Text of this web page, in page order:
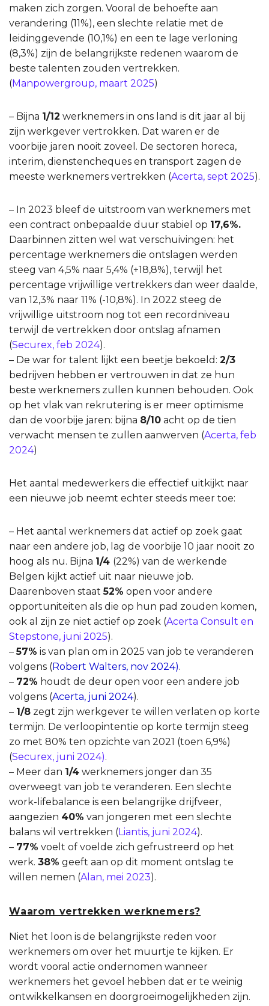
maken zich zorgen. Vooral de behoefte aan
verandering (11%), een slechte relatie met de
leidinggevende (10,1%) en een te lage verloning
(8,3%) zijn de belangrijkste redenen waarom de
beste talenten zouden vertrekken.
(Manpowergroup, maart 2025)
– Bijna 1/12 werknemers in ons land is dit jaar al bij
zijn werkgever vertrokken. Dat waren er de
voorbije jaren nooit zoveel. De sectoren horeca,
interim, dienstencheques en transport zagen de
meeste werknemers vertrekken (Acerta, sept 2025).
– In 2023 bleef de uitstroom van werknemers met
een contract onbepaalde duur stabiel op 17,6%.
Daarbinnen zitten wel wat verschuivingen: het
percentage werknemers die ontslagen werden
steeg van 4,5% naar 5,4% (+18,8%), terwijl het
percentage vrijwillige vertrekkers dan weer daalde,
van 12,3% naar 11% (-10,8%). In 2022 steeg de
vrijwillige uitstroom nog tot een recordniveau
terwijl de vertrekken door ontslag afnamen
(Securex, feb 2024).
– De war for talent lijkt een beetje bekoeld: 2/3
bedrijven hebben er vertrouwen in dat ze hun
beste werknemers zullen kunnen behouden. Ook
op het vlak van rekrutering is er meer optimisme
dan de voorbije jaren: bijna 8/10 acht op de tien
verwacht mensen te zullen aanwerven (Acerta, feb
2024)
Het aantal medewerkers die effectief uitkijkt naar
een nieuwe job neemt echter steeds meer toe:
– Het aantal werknemers dat actief op zoek gaat
naar een andere job, lag de voorbije 10 jaar nooit zo
hoog als nu. Bijna 1/4 (22%) van de werkende
Belgen kijkt actief uit naar nieuwe job.
Daarenboven staat52% open voor andere
opportuniteiten als die op hun pad zouden komen,
ook al zijn ze niet actief op zoek (Acerta Consult en
Stepstone, juni 2025).
–57% is van plan om in 2025 van job te veranderen
volgens (Robert Walters, nov 2024).
– 72% houdt de deur open voor een andere job
volgens (Acerta, juni 2024).
– 1/8 zegt zijn werkgever te willen verlaten op korte
termijn. De verloopintentie op korte termijn steeg
zo met 80% ten opzichte van 2021 (toen 6,9%)
(Securex, juni 2024).
– Meer dan 1/4 werknemers jonger dan 35
overweegt van job te veranderen. Een slechte
work-lifebalance is een belangrijke drijfveer,
aangezien 40% van jongeren met een slechte
balans wil vertrekken (Liantis, juni 2024).
– 77% voelt of voelde zich gefrustreerd op het
werk. 38% geeft aan op dit moment ontslag te
willen nemen (Alan, mei 2023).
Waarom vertrekken werknemers?
Niet het loon is de belangrijkste reden voor
werknemers om over het muurtje te kijken. Er
wordt vooral actie ondernomen wanneer
werknemers het gevoel hebben dat er te weinig
ontwikkelkansen en doorgroeimogelijkheden zijn.